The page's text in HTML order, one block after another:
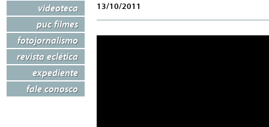
videoteca
puc filmes
fotojornalismo
revista eclética
expediente
fale conosco
13/10/2011